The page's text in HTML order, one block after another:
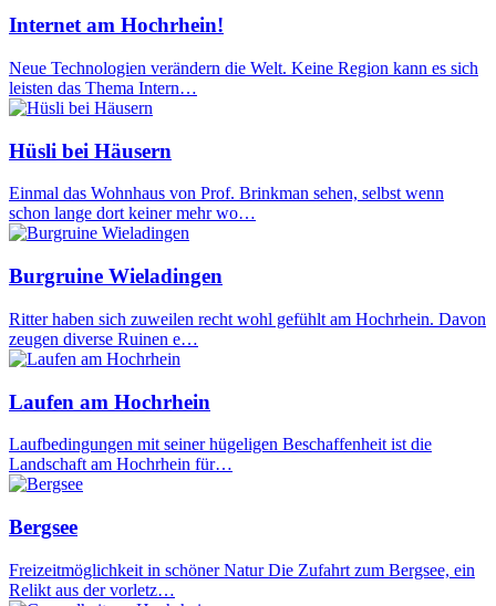
Internet am Hochrhein!
Neue Technologien verändern die Welt. Keine Region kann es sich
leisten das Thema Intern…
Hüsli bei Häusern
Einmal das Wohnhaus von Prof. Brinkman sehen, selbst wenn
schon lange dort keiner mehr wo…
Burgruine Wieladingen
Ritter haben sich zuweilen recht wohl gefühlt am Hochrhein. Davon
zeugen diverse Ruinen e…
Laufen am Hochrhein
Laufbedingungen mit seiner hügeligen Beschaffenheit ist die
Landschaft am Hochrhein für…
Bergsee
Freizeitmöglichkeit in schöner Natur Die Zufahrt zum Bergsee, ein
Relikt aus der vorletz…